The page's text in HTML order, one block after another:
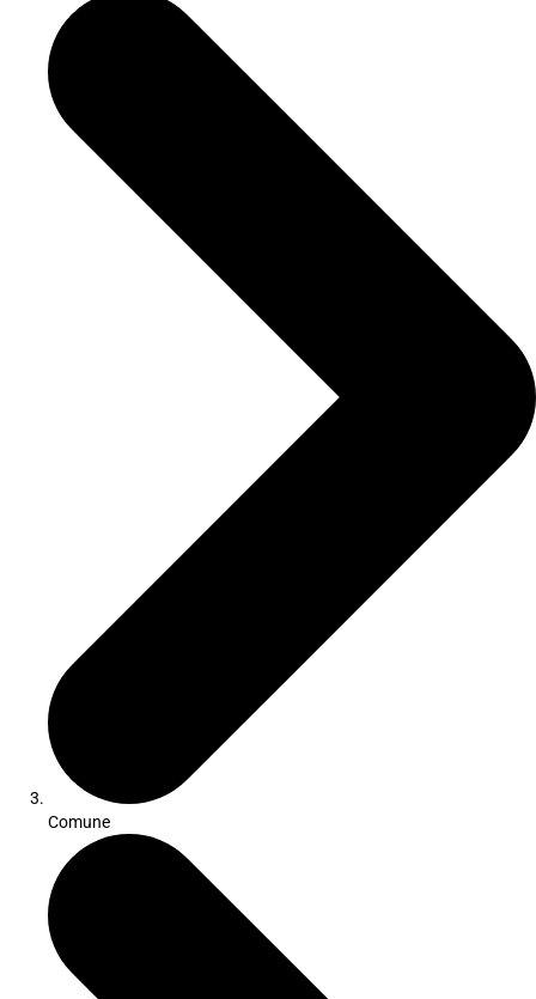
Comune